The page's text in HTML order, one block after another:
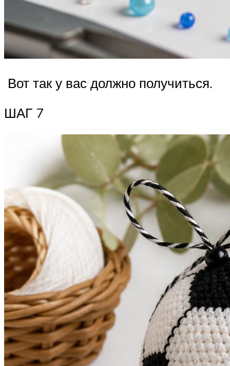
Вот так у вас должно получиться.
ШАГ 7